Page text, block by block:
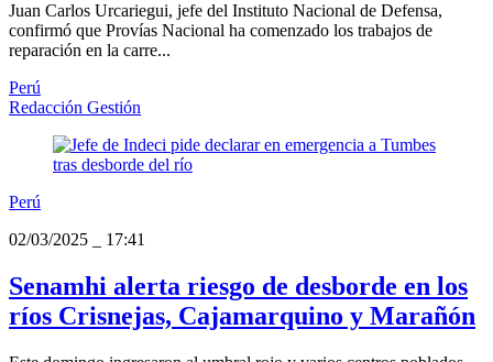
Juan Carlos Urcariegui, jefe del Instituto Nacional de Defensa,
confirmó que Provías Nacional ha comenzado los trabajos de
reparación en la carre...
Perú
Redacción Gestión
Perú
02/03/2025
17:41
Senamhi alerta riesgo de desborde en los
ríos Crisnejas, Cajamarquino y Marañón